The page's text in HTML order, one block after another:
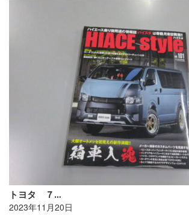
トヨタ ７…
2023年11月20日